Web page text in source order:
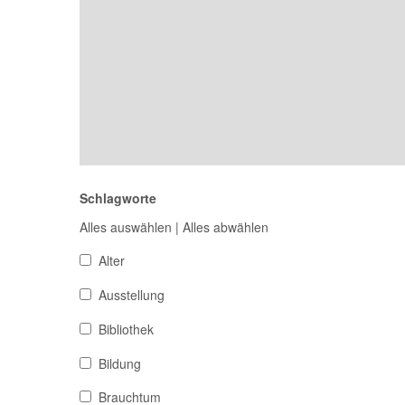
Schlagworte
Alles auswählen | Alles abwählen
Alter
Ausstellung
Bibliothek
Bildung
Brauchtum